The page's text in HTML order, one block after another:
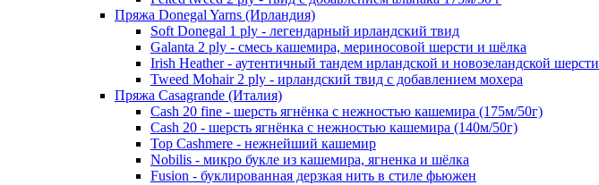
Пряжа Donegal Yarns (Ирландия)
Soft Donegal 1 ply - легендарный ирландский твид
Galanta 2 ply - смесь кашемира, мериносовой шерсти и шёлка
Irish Heather - аутентичный тандем ирландской и новозеландской шерсти
Tweed Mohair 2 ply - ирландский твид с добавлением мохера
Пряжа Casagrande (Италия)
Cash 20 fine - шерсть ягнёнка с нежностью кашемира (175м/50г)
Cash 20 - шерсть ягнёнка с нежностью кашемира (140м/50г)
Top Cashmere - нежнейший кашемир
Nobilis - микро букле из кашемира, ягненка и шёлка
Fusion - буклированная дерзкая нить в стиле фьюжен